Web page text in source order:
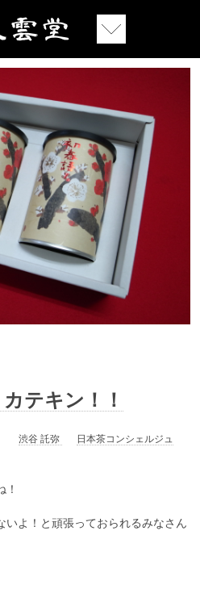
テキン！！
渋谷 託弥 日本茶コンシェルジュ
！
いよ！と頑張っておられるみなさん